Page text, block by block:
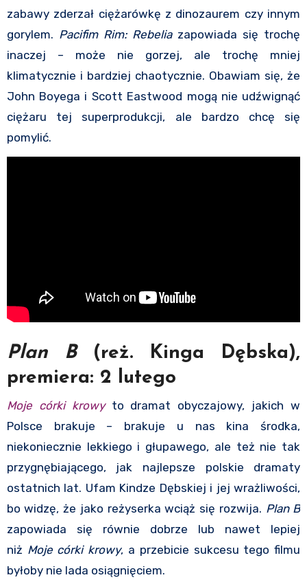
zabawy zderzał ciężarówkę z dinozaurem czy innym
gorylem. Pacifim Rim: Rebelia zapowiada się trochę
inaczej – może nie gorzej, ale trochę mniej
klimatycznie i bardziej chaotycznie. Obawiam się, że
John Boyega i Scott Eastwood mogą nie udźwignąć
ciężaru tej superprodukcji, ale bardzo chcę się
pomylić.
Plan B(reż. Kinga Dębska),
premiera: 2 lutego
Moje córki krowy to dramat obyczajowy, jakich w
Polsce brakuje – brakuje u nas kina środka,
niekoniecznie lekkiego i głupawego, ale też nie tak
przygnębiającego, jak najlepsze polskie dramaty
ostatnich lat. Ufam Kindze Dębskiej i jej wrażliwości,
bo widzę, że jako reżyserka wciąż się rozwija. Plan B
zapowiada się równie dobrze lub nawet lepiej
niż Moje córki krowy, a przebicie sukcesu tego filmu
byłoby nie lada osiągnięciem.